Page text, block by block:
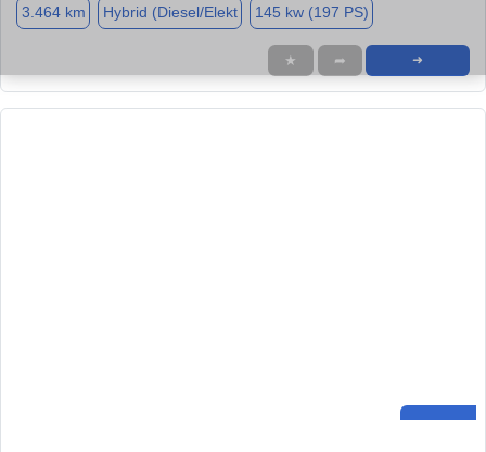
3.464 km Hybrid (Diesel/Elekt 145 kw (197 PS)
★ ➦ ➜